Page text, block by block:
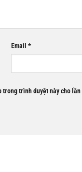
Email *
trong trình duyệt này cho